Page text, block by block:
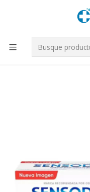
Tus compras tienen
para Chile | WhatsApp
Inicio
Sensodyne Pasta